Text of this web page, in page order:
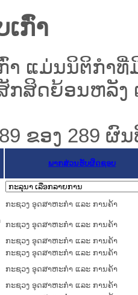
ກົ່າ
າ ແມ່ນນິຕິກໍາ
ສິດຍ້ອນຫລັງ
ຂອງ 289 ຜົ
ພາກສ່ວນຮັບຜິດຊອບ
ກະຊວງ ອຸດສາຫະກຳ ແລະ ການຄ້າ
ກະຊວງ ອຸດສາຫະກຳ ແລະ ການຄ້າ
ກະຊວງ ອຸດສາຫະກຳ ແລະ ການຄ້າ
ກະຊວງ ອຸດສາຫະກຳ ແລະ ການຄ້າ
ກະຊວງ ອຸດສາຫະກຳ ແລະ ການຄ້າ
ກະຊວງ ອຸດສາຫະກຳ ແລະ ການຄ້າ